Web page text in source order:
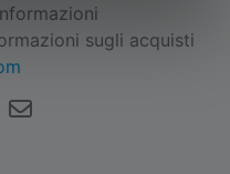
sugli acquisti